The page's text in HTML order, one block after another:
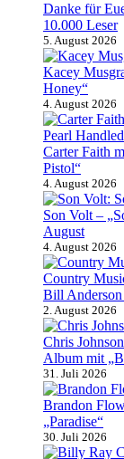
Danke für
10.000 Leser
5. August 2026
Kacey
Honey“
4. August 2026
Carter Faith
Pistol“
4. August 2026
Son Volt –
August
4. August 2026
Country
Bill Anderson
2. August 2026
Chris
Album mit
31. Juli 2026
Brandon
„Paradise“
30. Juli 2026